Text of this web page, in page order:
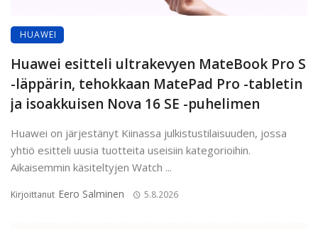
HUAWEI
Huawei esitteli ultrakevyen MateBook Pro S
-läppärin, tehokkaan MatePad Pro -tabletin
ja isoakkuisen Nova 16 SE -puhelimen
Huawei on järjestänyt Kiinassa julkistustilaisuuden, jossa
yhtiö esitteli uusia tuotteita useisiin kategorioihin.
Aikaisemmin käsiteltyjen Watch ...
Kirjoittanut Eero Salminen 5.8.2026